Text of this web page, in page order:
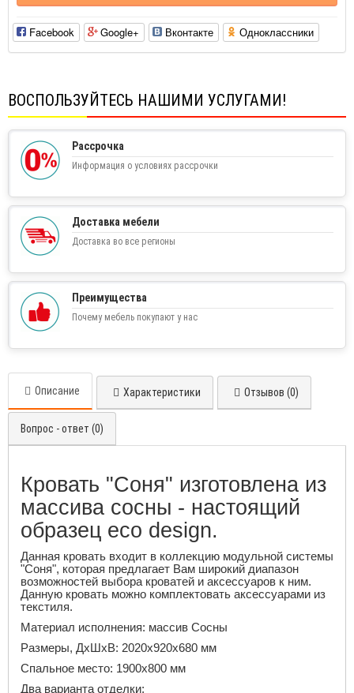
Facebook Google+ Вконтакте Одноклассники
ВОСПОЛЬЗУЙТЕСЬ НАШИМИ УСЛУГАМИ!
Рассрочка
Информация о условиях рассрочки
Доставка мебели
Доставка во все регионы
Преимущества
Почему мебель покупают у нас
Описание Характеристики Отзывов (0)
Вопрос - ответ (0)
Кровать "Соня" изготовлена из
массива сосны - настоящий
образец eco design.
Данная кровать входит в коллекцию модульной системы
"Соня", которая предлагает Вам широкий диапазон
возможностей выбора кроватей и аксессуаров к ним.
Данную кровать можно комплектовать аксессуарами из
текстиля.
Материал исполнения: массив Сосны
Размеры, ДхШхВ: 2020х920х680 мм
Спальное место: 1900х800 мм
Два варианта отделки: